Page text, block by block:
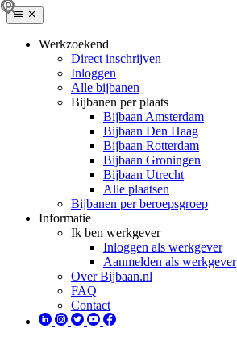
Werkzoekend
Direct inschrijven
Inloggen
Alle bijbanen
Bijbanen per plaats
Bijbaan Amsterdam
Bijbaan Den Haag
Bijbaan Rotterdam
Bijbaan Groningen
Bijbaan Utrecht
Alle plaatsen
Bijbanen per beroepsgroep
Informatie
Ik ben werkgever
Inloggen als werkgever
Aanmelden als werkgever
Over Bijbaan.nl
FAQ
Contact